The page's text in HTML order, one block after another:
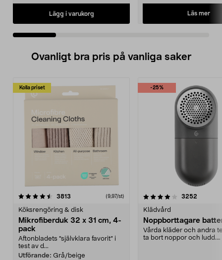
Lägg i varukorg Läs mer
Ovanligt bra pris på vanliga saker
Kolla priset
3813 (9,97/st)
Köksrengöring & disk
Mikrofiberduk 32 x 31 cm, 4-
pack
Aftonbladets "självklara favorit” i
test av d...
Utförande: Grå/beige
-25%
4.0av 5 stjärnor 3252
Klädvård
Noppborttagare
Vårda kläder och andra
ta bort noppor och ludd.
4.5av 5 stjärnor